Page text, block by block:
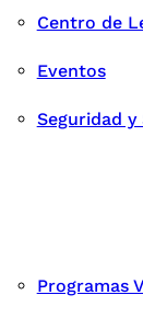
Centro de
Eventos
Seguridad y
Programas